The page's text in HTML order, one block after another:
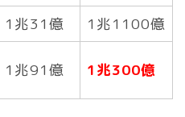
1兆31億
1兆1100億
1兆91億 1兆300億